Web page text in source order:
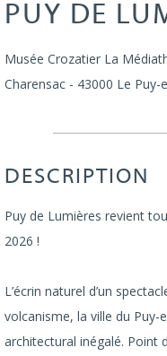
PUY DE
Musée Crozatier La
Charensac - 43000 Le Puy-
DESCRIPTION
Puy de Lumières revient
2026 !
L’écrin naturel d’un
volcanisme, la ville du Puy-
architectural inégalé. Point